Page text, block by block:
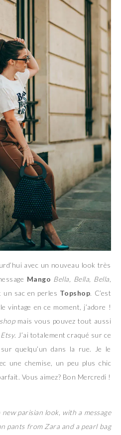
avec un nouveau look très
Mango Bella, Bella, Bella
un sac en perles Topshop. C’est
vintage en ce moment, j’adore !
mais vous pouvez tout aussi
Etsy. J’ai totalement craqué sur ce
quelqu’un dans la rue. Je le
une chemise, un peu plus chic
Vous aimez? Bon Mercredi !
parisian look, with a message
pants from Zara and a pearl bag